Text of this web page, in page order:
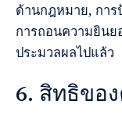
ด้านกฎหมาย, การ
การถอนความยิน
ประมวลผลไปแล้ว
6. สิทธิขอ